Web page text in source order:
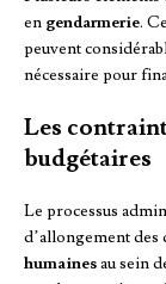
en gendarmerie.
peuvent
nécessaire pour
Les
budgétaires
Le processus
d’allongement des
humainesau sein